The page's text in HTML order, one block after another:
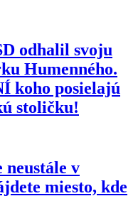
odhalil svoju
Humenného.
koho posielajú
stoličku!
neustále v
miesto, kde